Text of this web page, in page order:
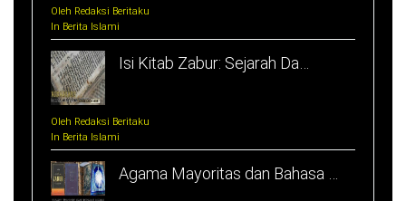
Oleh Redaksi Beritaku
In Berita Islami
Isi Kitab Zabur: Sejarah Da…
Oleh Redaksi Beritaku
In Berita Islami
Agama Mayoritas dan Bahasa …